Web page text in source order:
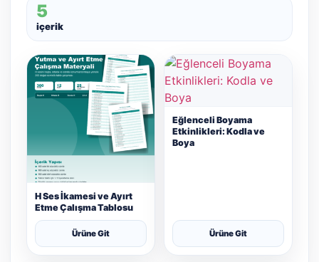
5
içerik
H Ses İkamesi ve Ayırt
Etme Çalışma Tablosu
Ürüne Git
Eğlenceli Boyama
Etkinlikleri: Kodla ve
Boya
Ürüne Git